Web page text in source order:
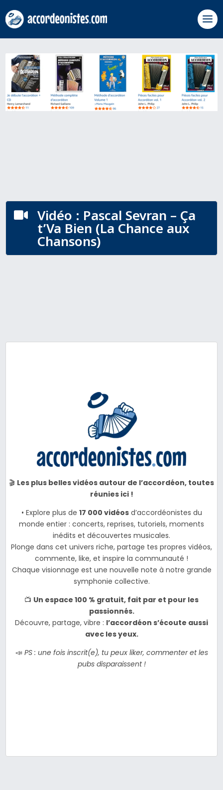
 Vidéo : Pascal Sevran – Ça
t’Va Bien (La Chance aux
Chansons)
🎬 Les plus belles vidéos autour de l’accordéon, toutes
réunies ici !
• Explore plus de 17 000 vidéosd’accordéonistes du
monde entier : concerts, reprises, tutoriels, moments
inédits et découvertes musicales.
Plonge dans cet univers riche, partage tes propres vidéos,
commente, like, et inspire la communauté !
Chaque visionnage est une nouvelle note à notre grande
symphonie collective.
📺 Un espace 100 % gratuit, fait par et pour les
passionnés.
Découvre, partage, vibre : l’accordéon s’écoute aussi
avec les yeux.
📣 PS : une fois inscrit(e), tu peux liker, commenter et les
pubs disparaissent !